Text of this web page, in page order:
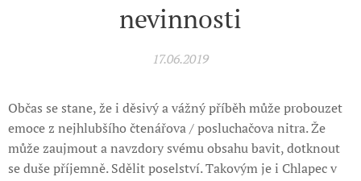
nevinnosti
17.06.2019
Občas se stane, že i děsivý a vážný příběh může probouzet
emoce z nejhlubšího čtenářova / posluchačova nitra. Že
může zaujmout a navzdory svému obsahu bavit, dotknout
se duše příjemně. Sdělit poselství. Takovým je i Chlapec v